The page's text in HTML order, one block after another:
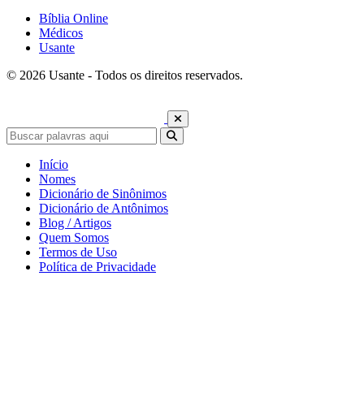
Bíblia Online
Médicos
Usante
© 2026 Usante - Todos os direitos reservados.
Início
Nomes
Dicionário de Sinônimos
Dicionário de Antônimos
Blog / Artigos
Quem Somos
Termos de Uso
Política de Privacidade